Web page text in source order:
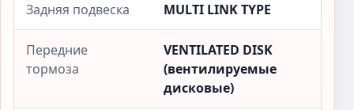
Задняя подвеска MULTI LINK TYPE
Передние
тормоза
VENTILATED DISK
(вентилируемые
дисковые)